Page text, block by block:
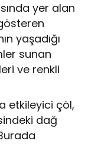
yer alan
yaşadığı
sunan
ve renkli
etkileyici çöl,
dağ